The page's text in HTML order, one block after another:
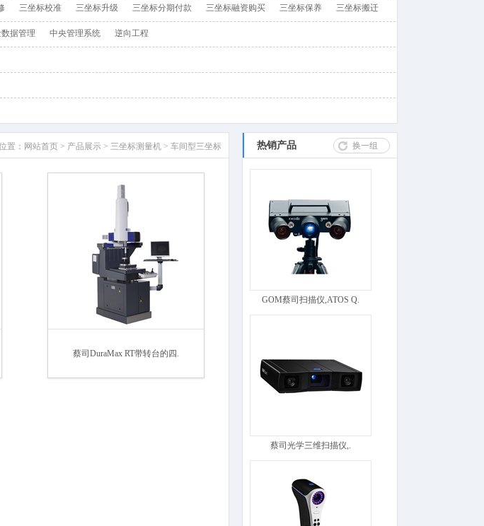
三坐标校准 三坐标升级 三坐标分期付款 三坐标融资购买 三坐标保养 三坐标搬迁
据管理 中央管理系统 逆向工程
换一组
热销产品
GOM蔡司扫描仪,ATOS Q.
蔡司光学三维扫描仪,.
置： 网站首页 > 产品展示 > 三坐标测量机 > 车间型三坐标
蔡司DuraMax RT带转台的四.